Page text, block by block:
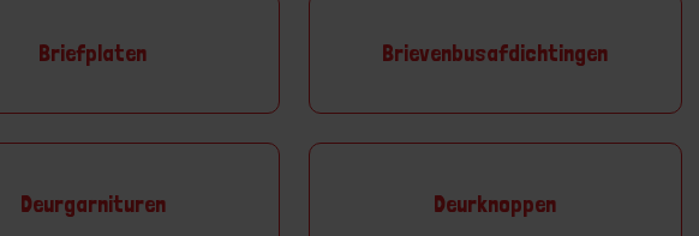
Briefplaten Brievenbusafdichtingen
Deurgarnituren Deurknoppen